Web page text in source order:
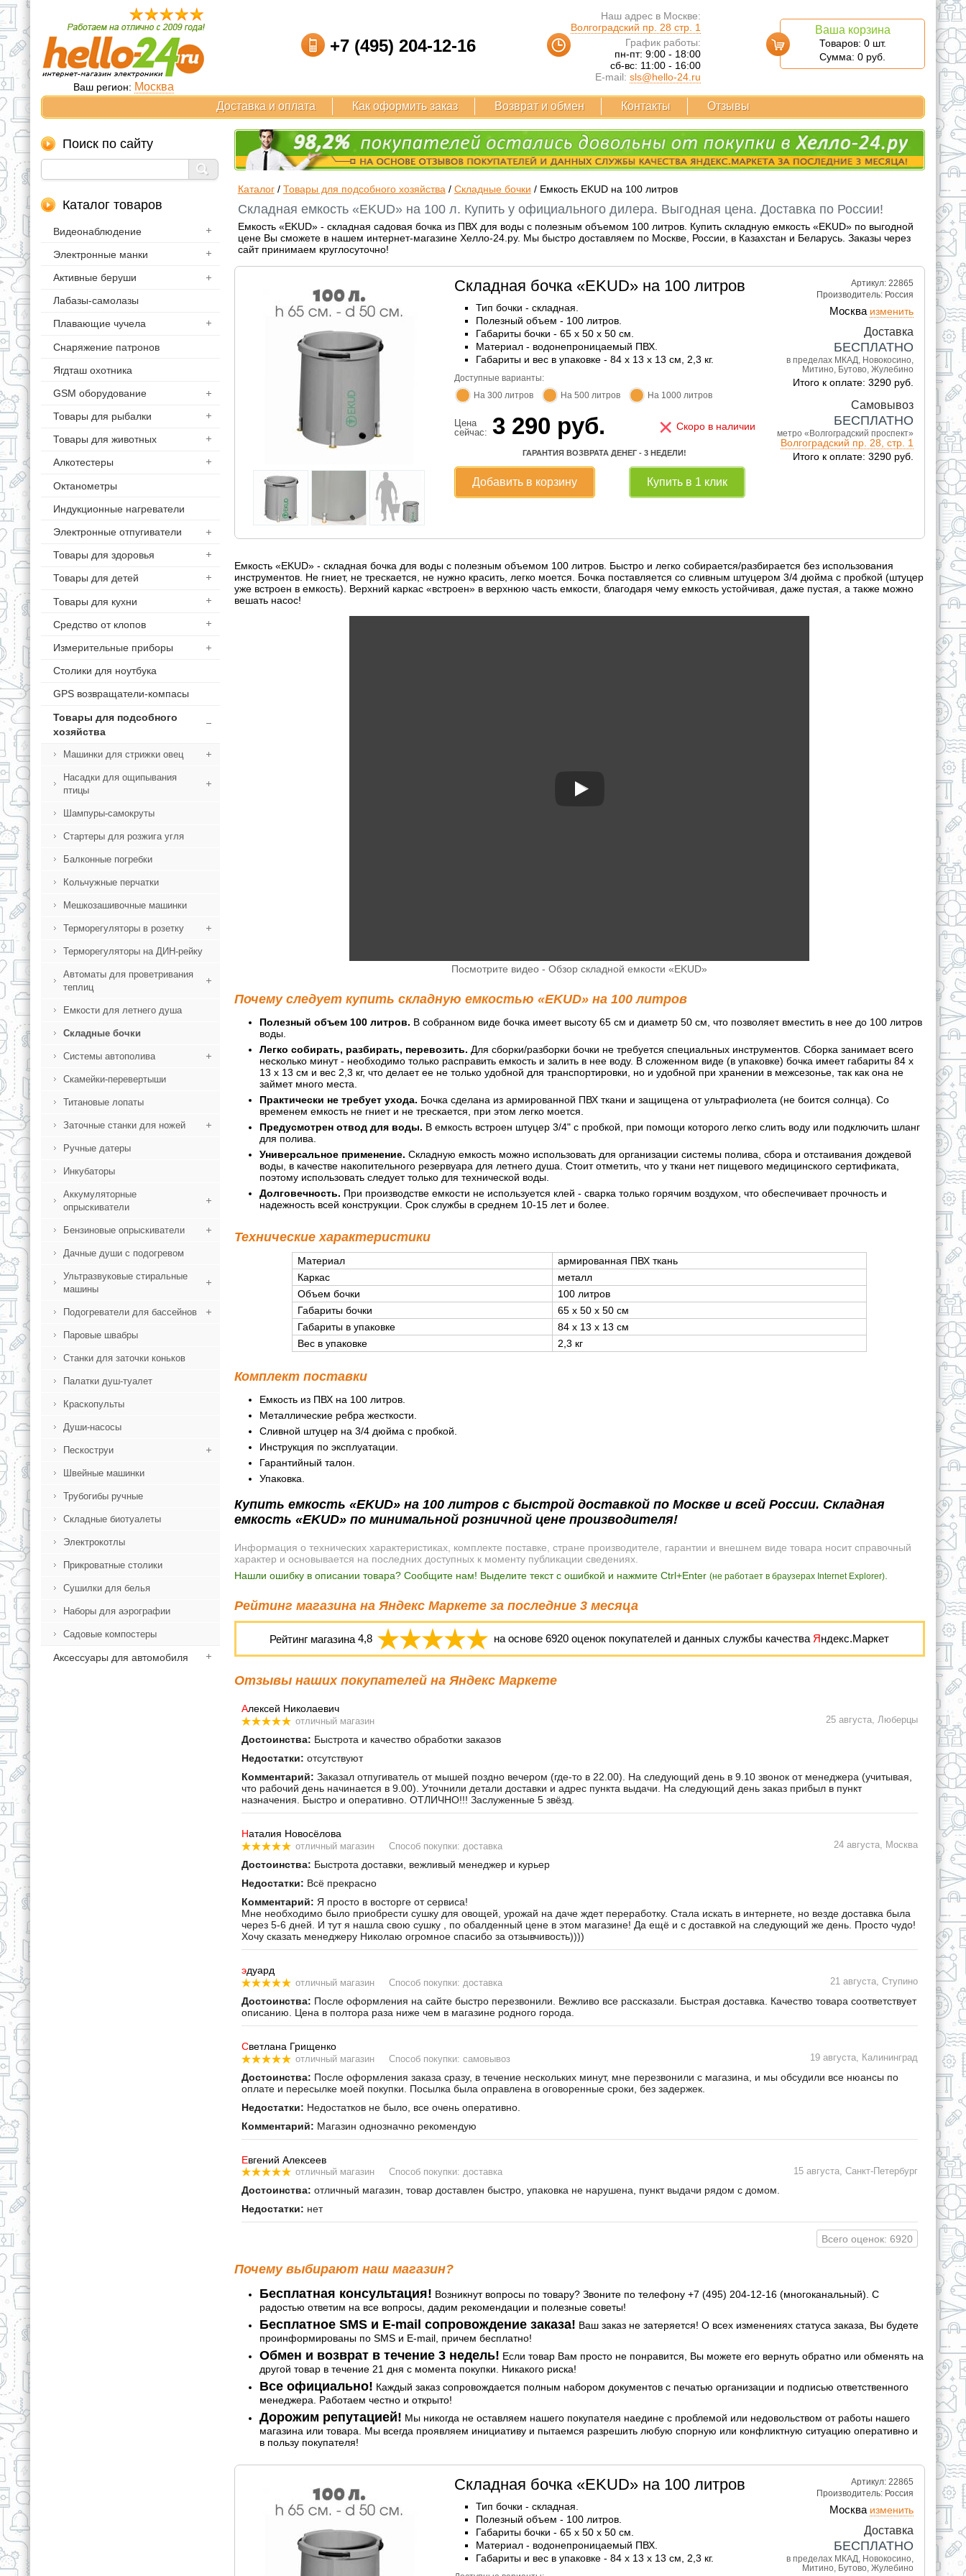
Ваш регион: Москва
+7 (495) 204-12-16
Наш адрес в Москве:
Волгоградский пр. 28 стр. 1
График работы:
пн-пт: 9:00 - 18:00
сб-вс: 11:00 - 16:00
E-mail: sls@hello-24.ru
Ваша корзина
Товаров: 0 шт.
Сумма: 0 руб.
Доставка и оплата Как оформить заказ Возврат и обмен Контакты Отзывы
Поиск по сайту
Каталог товаров
Видеонаблюдение
Электронные манки
Активные беруши
Лабазы-самолазы
Плавающие чучела
Снаряжение патронов
Ягдташ охотника
GSM оборудование
Товары для рыбалки
Товары для животных
Алкотестеры
Октанометры
Индукционные нагреватели
Электронные отпугиватели
Товары для здоровья
Товары для детей
Товары для кухни
Средство от клопов
Измерительные приборы
Столики для ноутбука
GPS возвращатели-компасы
Товары для подсобного
хозяйства
Машинки для стрижки овец
Насадки для ощипывания
птицы
Шампуры-самокруты
Стартеры для розжига угля
Балконные погребки
Кольчужные перчатки
Мешкозашивочные машинки
Терморегуляторы в розетку
Терморегуляторы на ДИН-рейку
Автоматы для проветривания
теплиц
Емкости для летнего душа
Складные бочки
Системы автополива
Скамейки-перевертыши
Титановые лопаты
Заточные станки для ножей
Ручные датеры
Инкубаторы
Аккумуляторные
опрыскиватели
Бензиновые опрыскиватели
Дачные души с подогревом
Ультразвуковые стиральные
машины
Подогреватели для бассейнов
Паровые швабры
Станки для заточки коньков
Палатки душ-туалет
Краскопульты
Души-насосы
Пескоструи
Швейные машинки
Трубогибы ручные
Складные биотуалеты
Электрокотлы
Прикроватные столики
Сушилки для белья
Наборы для аэрографии
Садовые компостеры
Аксессуары для автомобиля
Каталог/ Товары для подсобного хозяйства / Складные бочки / Емкость EKUD на 100 литров
Складная емкость «EKUD» на 100 л. Купить у официального дилера. Выгодная цена. Доставка по России!
Емкость «EKUD» - складная садовая бочка из ПВХ для воды с полезным объемом 100 литров. Купить складную емкость «EKUD» по выгодной
цене Вы сможете в нашем интернет-магазине Хелло-24.ру. Мы быстро доставляем по Москве, России, в Казахстан и Беларусь. Заказы через
сайт принимаем круглосуточно!
Артикул: 22865
Производитель: Россия
Москва изменить
Доставка
БЕСПЛАТНО
в пределах МКАД, Новокосино,
Митино, Бутово, Жулебино
Итого к оплате: 3290 руб.
Самовывоз
БЕСПЛАТНО
метро «Волгоградский проспект»
Волгоградский пр. 28, стр. 1
Итого к оплате: 3290 руб.
Складная бочка «EKUD» на 100 литров
Тип бочки - складная.
Полезный объем - 100 литров.
Габариты бочки - 65 x 50 x 50 см.
Материал - водонепроницаемый ПВХ.
Габариты и вес в упаковке - 84 x 13 x 13 см, 2,3 кг.
Доступные варианты:
На 300 литров
На 500 литров На 1000 литров
Цена
сейчас: 3 290 руб. × Скоро в наличии
ГАРАНТИЯ ВОЗВРАТА ДЕНЕГ - 3 НЕДЕЛИ!
Добавить в корзину Купить в 1 клик
Емкость «EKUD» - складная бочка для воды с полезным объемом 100 литров. Быстро и легко собирается/разбирается без использования
инструментов. Не гниет, не трескается, не нужно красить, легко моется. Бочка поставляется со сливным штуцером 3/4 дюйма с пробкой (штуцер
уже встроен в емкость). Верхний каркас «встроен» в верхнюю часть емкости, благодаря чему емкость устойчивая, даже пустая, а также можно
вешать насос!
Посмотрите видео - Обзор складной емкости «EKUD»
Почему следует купить складную емкостью «EKUD» на 100 литров
Полезный объем 100 литров. В собранном виде бочка имеет высоту 65 см и диаметр 50 см, что позволяет вместить в нее до 100 литров
воды.
Легко собирать, разбирать, перевозить. Для сборки/разборки бочки не требуется специальных инструментов. Сборка занимает всего
несколько минут - необходимо только расправить емкость и залить в нее воду. В сложенном виде (в упаковке) бочка имеет габариты 84 x
13 x 13 см и вес 2,3 кг, что делает ее не только удобной для транспортировки, но и удобной при хранении в межсезонье, так как она не
займет много места.
Практически не требует ухода. Бочка сделана из армированной ПВХ ткани и защищена от ультрафиолета (не боится солнца). Со
временем емкость не гниет и не трескается, при этом легко моется.
Предусмотрен отвод для воды. В емкость встроен штуцер 3/4" с пробкой, при помощи которого легко слить воду или подключить шланг
для полива.
Универсальное применение. Складную емкость можно использовать для организации системы полива, сбора и отстаивания дождевой
воды, в качестве накопительного резервуара для летнего душа. Стоит отметить, что у ткани нет пищевого медицинского сертификата,
поэтому использовать следует только для технической воды.
Долговечность. При производстве емкости не используется клей - сварка только горячим воздухом, что обеспечивает прочность и
надежность всей конструкции. Срок службы в среднем 10-15 лет и более.
Технические характеристики
Материал
армированная ПВХ ткань
Каркас
металл
Объем бочки
100 литров
Габариты бочки
65 x 50 x 50 см
Габариты в упаковке
84 x 13 x 13 см
Вес в упаковке
2,3 кг
Комплект поставки
Емкость из ПВХ на 100 литров.
Металлические ребра жесткости.
Сливной штуцер на 3/4 дюйма с пробкой.
Инструкция по эксплуатации.
Гарантийный талон.
Упаковка.
Купить емкость «EKUD» на 100 литров с быстрой доставкой по Москве и всей России. Складная
емкость «EKUD» по минимальной розничной цене производителя!
Информация о технических характеристиках, комплекте поставке, стране производителе, гарантии и внешнем виде товара носит справочный
характер и основывается на последних доступных к моменту публикации сведениях.
Нашли ошибку в описании товара? Сообщите нам! Выделите текст с ошибкой и нажмите Ctrl+Enter (не работает в браузерах Internet Explorer).
Рейтинг магазина на Яндекс Маркете за последние 3 месяца
Рейтинг магазина 4,8 на основе6920 оценок покупателей и данных службы качества Яндекс.Маркет
Отзывы наших покупателей на Яндекс Маркете
Алексей Николаевич
отличный магазин 25 августа, Люберцы
Достоинства: Быстрота и качество обработки заказов
Недостатки: отсутствуют
Комментарий: Заказал отпугиватель от мышей поздно вечером (где-то в 22.00). На следующий день в 9.10 звонок от менеджера (учитывая,
что рабочий день начинается в 9.00). Уточнили детали доставки и адрес пункта выдачи. На следующий день заказ прибыл в пункт
назначения. Быстро и оперативно. ОТЛИЧНО!!! Заслуженные 5 звёзд.
Наталия Новосёлова
отличный магазин Способ покупки: доставка 24 августа, Москва
Достоинства: Быстрота доставки, вежливый менеджер и курьер
Недостатки: Всё прекрасно
Комментарий: Я просто в восторге от сервиса!
Мне необходимо было приобрести сушку для овощей, урожай на даче ждет переработку. Стала искать в интернете, но везде доставка была
через 5-6 дней. И тут я нашла свою сушку , по обалденный цене в этом магазине! Да ещё и с доставкой на следующий же день. Просто чудо!
Хочу сказать менеджеру Николаю огромное спасибо за отзывчивость))))
эдуард
отличный магазин Способ покупки: доставка 21 августа, Ступино
Достоинства: После оформления на сайте быстро перезвонили. Вежливо все рассказали. Быстрая доставка. Качество товара соответствует
описанию. Цена в полтора раза ниже чем в магазине родного города.
Светлана Грищенко
отличный магазин Способ покупки: самовывоз 19 августа, Калининград
Достоинства: После оформления заказа сразу, в течение нескольких минут, мне перезвонили с магазина, и мы обсудили все нюансы по
оплате и пересылке моей покупки. Посылка была оправлена в оговоренные сроки, без задержек.
Недостатки: Недостатков не было, все очень оперативно.
Комментарий: Магазин однозначно рекомендую
Евгений Алексеев
отличный магазин Способ покупки: доставка 15 августа, Санкт-Петербург
Достоинства: отличный магазин, товар доставлен быстро, упаковка не нарушена, пункт выдачи рядом с домом.
Недостатки: нет
Всего оценок: 6920
Почему выбирают наш магазин?
Бесплатная консультация! Возникнут вопросы по товару? Звоните по телефону +7 (495) 204-12-16 (многоканальный). С
радостью ответим на все вопросы, дадим рекомендации и полезные советы!
Бесплатное SMS и E-mail сопровождение заказа! Ваш заказ не затеряется! О всех изменениях статуса заказа, Вы будете
проинформированы по SMS и E-mail, причем бесплатно!
Обмен и возврат в течение 3 недель! Если товар Вам просто не понравится, Вы можете его вернуть обратно или обменять на
другой товар в течение 21 дня с момента покупки. Никакого риска!
Все официально! Каждый заказ сопровождается полным набором документов с печатью организации и подписью ответственного
менеджера. Работаем честно и открыто!
Дорожим репутацией! Мы никогда не оставляем нашего покупателя наедине с проблемой или недовольством от работы нашего
магазина или товара. Мы всегда проявляем инициативу и пытаемся разрешить любую спорную или конфликтную ситуацию оперативно и
в пользу покупателя!
Артикул: 22865
Производитель: Россия
Москва изменить
Доставка
БЕСПЛАТНО
в пределах МКАД, Новокосино,
Митино, Бутово, Жулебино
Складная бочка «EKUD» на 100 литров
Тип бочки - складная.
Полезный объем - 100 литров.
Габариты бочки - 65 x 50 x 50 см.
Материал - водонепроницаемый ПВХ.
Габариты и вес в упаковке - 84 x 13 x 13 см, 2,3 кг.